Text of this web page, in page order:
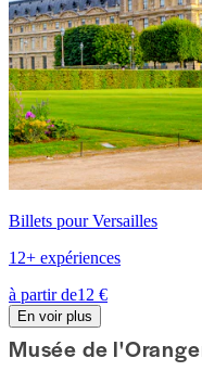
Billets pour Versailles
12+ expériences
à partir de12 €
En voir plus
Musée de